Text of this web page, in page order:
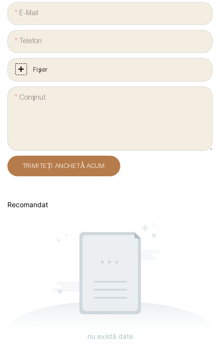
E-Mail
Telefon
Fişier
Conţinut
TRIMITEȚI ANCHETĂ ACUM
Recomandat
nu există date